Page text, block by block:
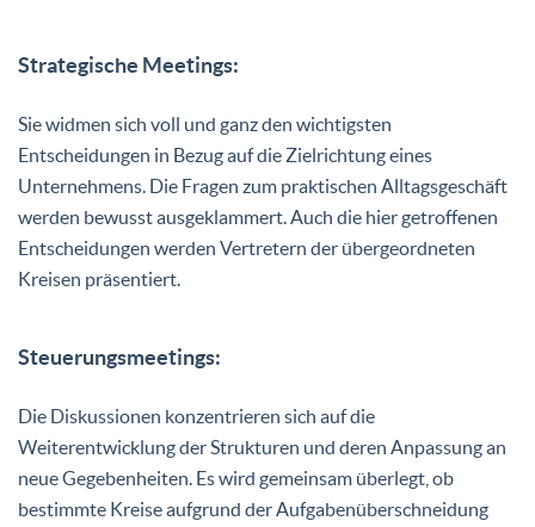
Strategische Meetings:
Sie widmen sich voll und ganz den wichtigsten
Entscheidungen in Bezug auf die Zielrichtung eines
Unternehmens. Die Fragen zum praktischen Alltagsgeschäft
werden bewusst ausgeklammert. Auch die hier getroffenen
Entscheidungen werden Vertretern der übergeordneten
Kreisen präsentiert.
Steuerungsmeetings:
Die Diskussionen konzentrieren sich auf die
Weiterentwicklung der Strukturen und deren Anpassung an
neue Gegebenheiten. Es wird gemeinsam überlegt, ob
bestimmte Kreise aufgrund der Aufgabenüberschneidung